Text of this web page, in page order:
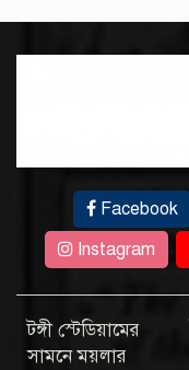
Facebook
Instagram
টঙ্গী স্টেডিয়ামের
সামনে ময়লার